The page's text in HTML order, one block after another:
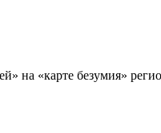
на «карте безумия»